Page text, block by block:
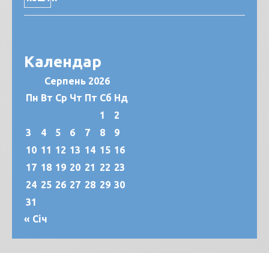
Календар
Серпень 2026
Пн Вт Ср Чт Пт Сб Нд
1
2
3
4 5 6 7 8
9
10 11 12 13 14 15 16
17 18 19 20 21 22 23
24 25 26 27 28 29 30
31
« Січ